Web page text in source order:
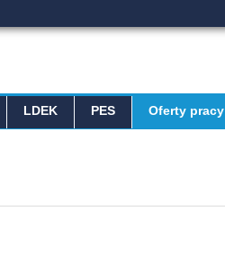
LDEK PES Oferty pracy